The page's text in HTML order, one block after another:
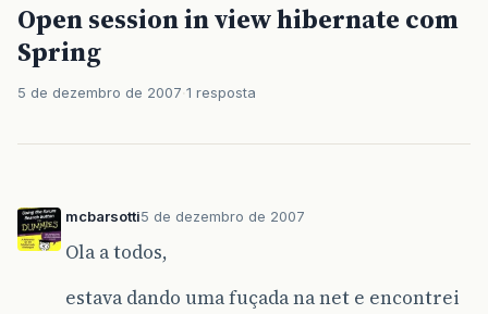
Open session in view hibernate com
Spring
5 de dezembro de 2007 1 resposta
mcbarsotti5 de dezembro de 2007
Ola a todos,
estava dando uma fuçada na net e encontrei